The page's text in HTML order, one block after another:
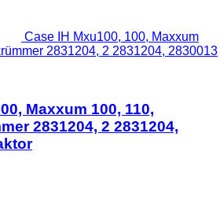
Case IH Mxu100, 100, Maxxum
2831204, 2 2831204, 2830013
Maxxum 100, 110,
2831204, 2 2831204,